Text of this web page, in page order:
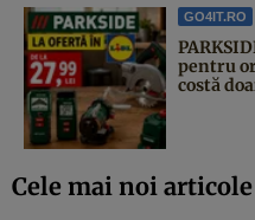
GO4IT.RO
pentru
costă
Cele mai noi articole